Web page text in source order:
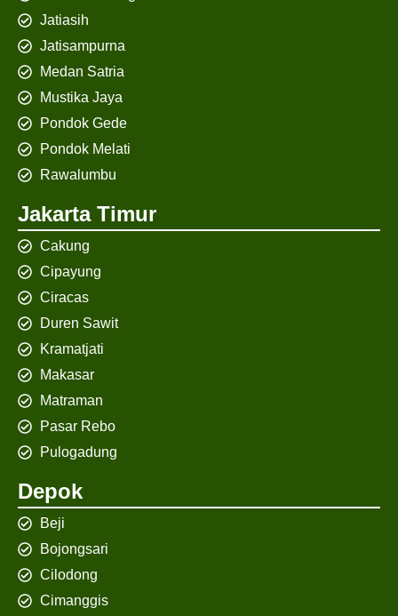
Jatiasih
Jatisampurna
Medan Satria
Mustika Jaya
Pondok Gede
Pondok Melati
Rawalumbu
Jakarta Timur
Cakung
Cipayung
Ciracas
Duren Sawit
Kramatjati
Makasar
Matraman
Pasar Rebo
Pulogadung
Depok
Beji
Bojongsari
Cilodong
Cimanggis